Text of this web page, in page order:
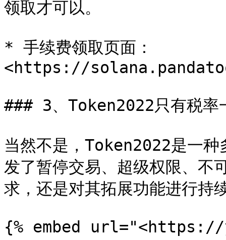
领取才可以。
* 手续费领取页面：
<https://
### 3、Token2022只有税率
当然不是，Token2022是一种
发了暂停交易、超级权限、不
求，还是对其拓展功能进行持
{% embed url="<https://